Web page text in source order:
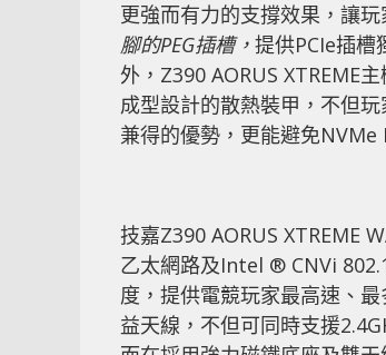
更強而有力的支撐效果，讓
腳的PEG插槽， 提供PCIe插槽
外，Z390 AORUS XTREME
成型設計的散熱裝甲，不但
兼得的優勢，更能避免NVMe
技嘉Z390 AORUS XTREME
乙太網路及Intel ® CNVi
度，提供電競玩家最高速、
益天線，不但可同時支援